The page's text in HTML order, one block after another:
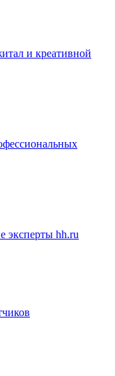
и креативной
эксперты hh.ru